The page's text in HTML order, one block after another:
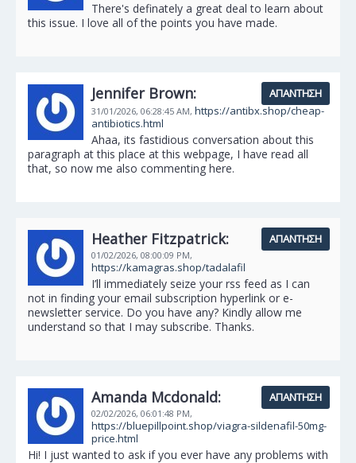
There's definately a great deal to learn about
this issue. I love all of the points you have made.
Jennifer Brown:
31/01/2026, 06:28:45 AM, https://antibx.shop/cheap-
antibiotics.html
ΑΠΆΝΤΗΣΗ
Ahaa, its fastidious conversation about this
paragraph at this place at this webpage, I have read all
that, so now me also commenting here.
Heather Fitzpatrick:
01/02/2026, 08:00:09 PM,
https://kamagras.shop/tadalafil
ΑΠΆΝΤΗΣΗ
I’ll immediately seize your rss feed as I can
not in finding your email subscription hyperlink or e-
newsletter service. Do you have any? Kindly allow me
understand so that I may subscribe. Thanks.
Amanda Mcdonald:
02/02/2026, 06:01:48 PM,
https://bluepillpoint.shop/viagra-sildenafil-50mg-
price.html
ΑΠΆΝΤΗΣΗ
Hi! I just wanted to ask if you ever have any problems with